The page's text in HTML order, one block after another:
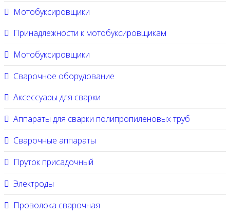
Мотобуксировщики
Принадлежности к мотобуксировщикам
Мотобуксировщики
Сварочное оборудование
Аксессуары для сварки
Аппараты для сварки полипропиленовых труб
Сварочные аппараты
Пруток присадочный
Электроды
Проволока сварочная